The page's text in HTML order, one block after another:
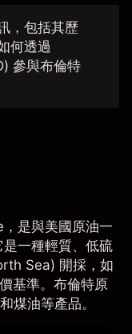
，包括其歷
何透過
參與布倫特
是與美國原油一
一種輕質、低硫
Sea) 開採，如
基準。布倫特原
煤油等產品。